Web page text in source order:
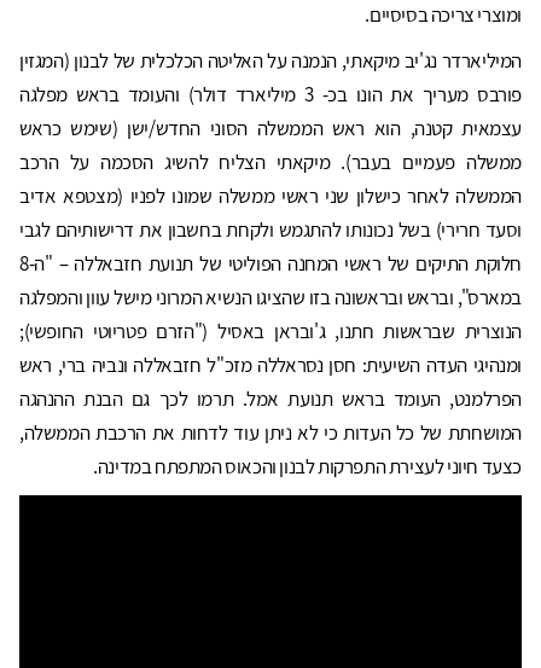
ומוצרי צריכה בסיסיים.
המיליארדר נג'יב מיקאתי, הנמנה על האליטה הכלכלית של לבנון (המגזין
פורבס מעריך את הונו בכ- 3 מיליארד דולר) והעומד בראש מפלגה
עצמאית קטנה, הוא ראש הממשלה הסוני החדש/ישן (שימש כראש
ממשלה פעמיים בעבר). מיקאתי הצליח להשיג הסכמה על הרכב
הממשלה לאחר כישלון שני ראשי ממשלה שמונו לפניו (מצטפא אדיב
וסעד חרירי) בשל נכונותו להתגמש ולקחת בחשבון את דרישותיהם לגבי
חלוקת התיקים של ראשי המחנה הפוליטי של תנועת חזבאללה – "ה-8
במארס", ובראש ובראשונה בזו שהציגו הנשיא המרוני מישל עוון והמפלגה
הנוצרית שבראשות חתנו, ג'ובראן באסיל ("הזרם פטריוטי החופשי);
ומנהיגי העדה השיעית: חסן נסראללה מזכ"ל חזבאללה ונביה ברי, ראש
הפרלמנט, העומד בראש תנועת אמל. תרמו לכך גם הבנת ההנהגה
המושחתת של כל העדות כי לא ניתן עוד לדחות את הרכבת הממשלה,
כצעד חיוני לעצירת התפרקות לבנון והכאוס המתפתח במדינה.